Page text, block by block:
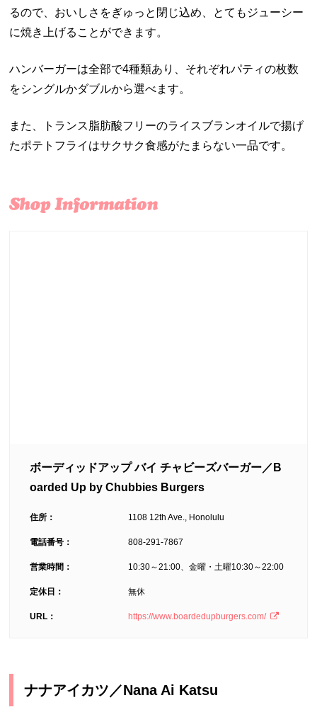
るので、おいしさをぎゅっと閉じ込め、とてもジューシー
に焼き上げることができます。
ハンバーガーは全部で4種類あり、それぞれパティの枚数
をシングルかダブルから選べます。
また、トランス脂肪酸フリーのライスブランオイルで揚げ
たポテトフライはサクサク食感がたまらない一品です。
ボーディッドアップ バイ チャビーズバーガー／B
oarded Up by Chubbies Burgers
住所： 1108 12th Ave., Honolulu
電話番号： 808-291-7867
営業時間： 10:30～21:00、金曜・土曜10:30～22:00
定休日： 無休
URL： https://www.boardedupburgers.com/
ナナアイカツ／Nana Ai Katsu